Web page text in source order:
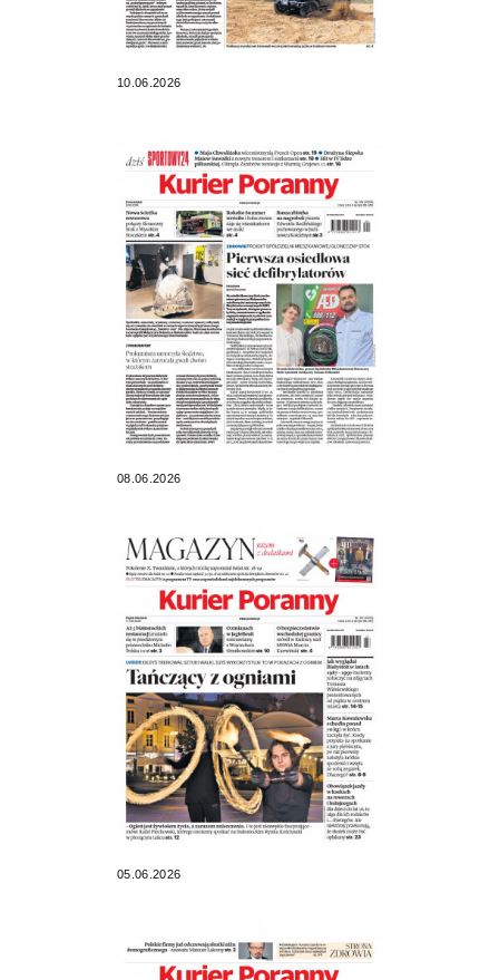
10.06.2026
08.06.2026
05.06.2026